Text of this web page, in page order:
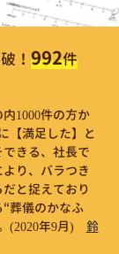
！ 992件
1000件の方か
【満足した】と
きる、社長で
り、バラつき
と捉えており
葬儀のかなふ
(2020年9月)
鈴